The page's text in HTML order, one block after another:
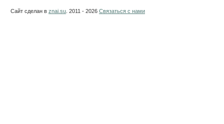
Сайт сделан в znai.su . 2011 - 2026 Связаться с нами